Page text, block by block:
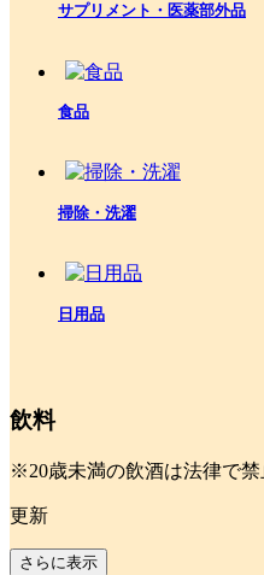
サプリメント・医薬部外品
食品
掃除・洗濯
日用品
飲料
※20歳未満の飲酒は法律で禁
更新
さらに表示